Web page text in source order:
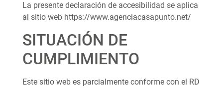
La presente declaración de accesibilidad se aplica
al sitio web https://www.agenciacasapunto.net/
SITUACIÓN DE
CUMPLIMIENTO
Este sitio web es parcialmente conforme con el RD